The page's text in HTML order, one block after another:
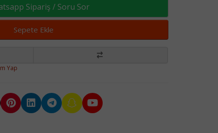
Sipariş / Soru Sor
Sepete Ekle
Yap